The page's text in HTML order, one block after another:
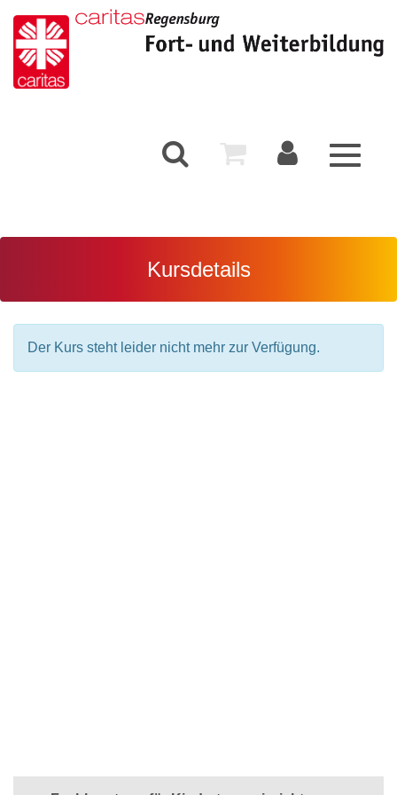
Toggle
Kursdetails
Der Kurs steht leider nicht mehr zur Verfügung.